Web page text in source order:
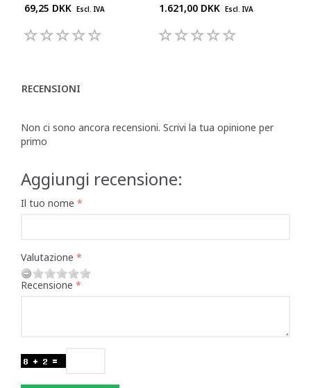
69,25 DKK Escl. IVA
1.621,00 DKK Escl. IVA
RECENSIONI
Non ci sono ancora recensioni. Scrivi la tua opinione per
primo
Aggiungi recensione:
Il tuo nome
Valutazione
Recensione